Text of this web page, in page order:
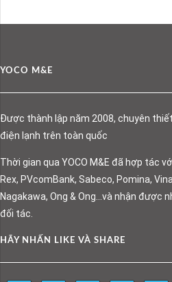
YOCO M&E
Được thành lập năm 2008, chuyên
điện lạnh trên toàn quốc
Thời gian qua YOCO M&E đã hợp tác
Rex, PVcomBank, Sabeco, Pomina,
Nagakawa, Ong & Ong…và nhận được
đối tác.
HÃY NHẤN LIKE VÀ SHARE